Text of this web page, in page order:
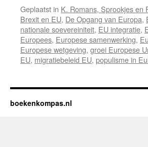
Geplaatst in K. Romans, Sprookjes en
Brexit en EU, De Opgang van Europa,
nationale soevereiniteit, EU integratie,
Europees, Europese samenwerking,
Europese wetgeving, groei Europese
EU, migratiebeleid EU, populisme in
boekenkompas.nl